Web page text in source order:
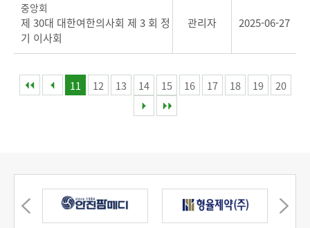
중앙회
제 30대 대한여한의사회 제 3 회 정
기 이사회
관리자 2025-06-27
11 12 13 14 15 16 17 18 19 20